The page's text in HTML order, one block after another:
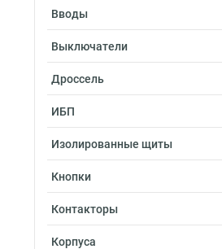
Вводы
Выключатели
Дроссель
ИБП
Изолированные щиты
Кнопки
Контакторы
Корпуса